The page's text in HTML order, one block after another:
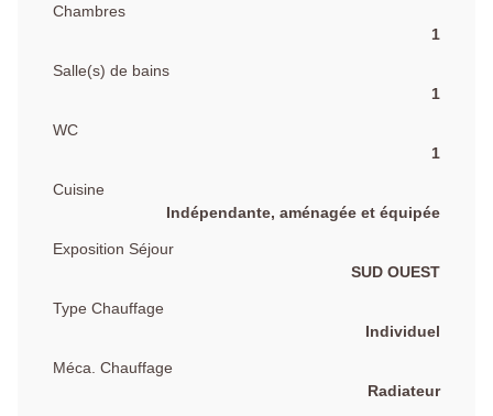
Chambres
1
Salle(s) de bains
1
WC
1
Cuisine
Indépendante, aménagée et équipée
Exposition Séjour
SUD OUEST
Type Chauffage
Individuel
Méca. Chauffage
Radiateur